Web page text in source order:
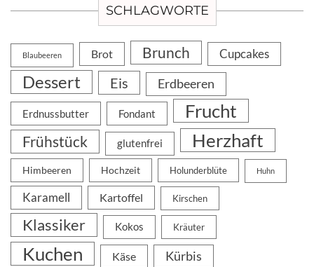
SCHLAGWORTE
Blaubeeren Brot Brunch Cupcakes
Dessert Eis Erdbeeren
Erdnussbutter Fondant Frucht
Frühstück glutenfrei Herzhaft
Himbeeren Hochzeit Holunderblüte Huhn
Karamell Kartoffel Kirschen
Klassiker Kokos Kräuter
Kuchen Käse Kürbis